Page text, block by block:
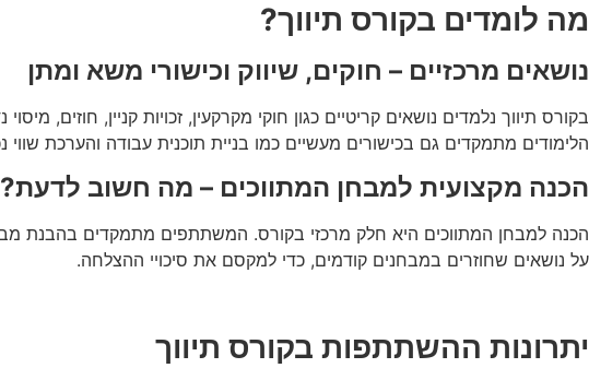
מה לומדים בקורס תיווך?
נושאים מרכזיים – חוקים, שיווק וכישורי משא ומתן
בקורס תיווך נלמדים נושאים קריטיים כגון חוקי מקרקעין, זכויות קניין, חוזים,
הלימודים מתמקדים גם בכישורים מעשיים כמו בניית תוכנית עבודה והערכת שווי
הכנה מקצועית למבחן המתווכים – מה חשוב לדעת?
הכנה למבחן המתווכים היא חלק מרכזי בקורס. המשתתפים מתמקדים בהבנת
על נושאים שחוזרים במבחנים קודמים, כדי למקסם את סיכויי ההצלחה.
יתרונות ההשתתפות בקורס תיווך